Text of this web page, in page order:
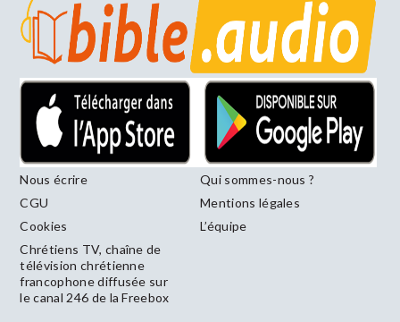
Nous écrire
Qui sommes-nous ?
CGU
Mentions légales
Cookies
L’équipe
Chrétiens TV, chaîne de
télévision chrétienne
francophone diffusée sur
le canal 246 de la Freebox